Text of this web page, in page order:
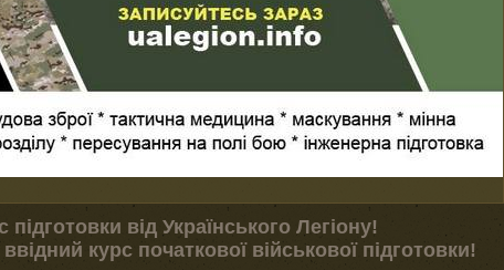
від Українського Легіону!
курс початкової військової підготовки!